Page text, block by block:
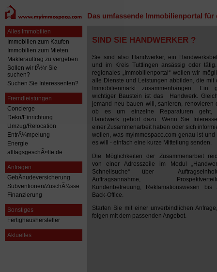
Das umfassende Immobilienportal
Alles Immobilien
Immobilien zum Kaufen
Immobilien zum Mieten
Maklerauftrag zu vergeben
Sollen wir fÃ¼r Sie
suchen?
Suchen Sie Interessenten?
Fremdleistungen
Concierge
Deko/Einrichtung
Umzug/Relocation
EntrÃ¼mpelung
Energie
alltagsgeschÃ¤fte.de
Anfragen
GebÃ¤udeversicherung
Subventionen/ZuschÃ¼sse
Finanzierung
Sonstiges
Fertighaushersteller
Aktuelles
SIND SIE HANDWERKER ?
Sie sind also Handwerker, ein
und im Kreis Tuttlingen ansässig oder
regionales „Immobilienportal“ wollen wir
alle Dienste und Leistungen abbilden, die mit
Immobilienmarkt zusammenhängen. Ein
wichtiger Baustein ist das Handwerk.
jemand neu bauen will, sanieren, renovieren
ob es um einzelne Reparaturen geht,
Handwerk gehört dazu.
Wenn Sie
einer Zusammenarbeit haben oder sich
wollen, was myimmospace.com genau ist und
es will - einfach eine kurze Mitteilung senden.
Die Möglichkeiten der Zusammenarbeit
von einer Adresszeile im Modul
Schnellsuche“ über
Auftragsannahme,
Kundenbetreuung, Reklamationswesen bis
Back-Office.
Starten Sie mit einer unverbindlichen
folgen mit dem passenden Angebot.